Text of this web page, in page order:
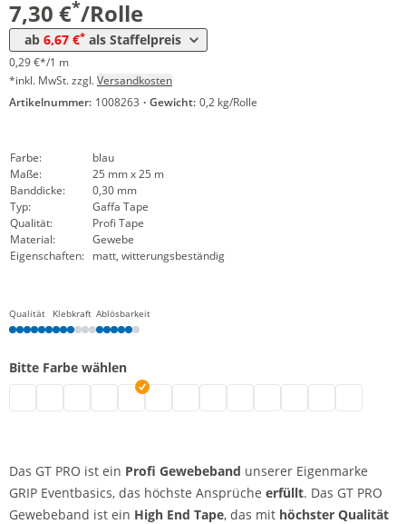
7,30 €*/Rolle
ab 6,67 €* als Staffelpreis
0,29 €*/1 m
*inkl. MwSt. zzgl.Versandkosten
Artikelnummer: 1008263 · Gewicht: 0,2 kg/Rolle
Farbe:
blau
Maße:
25 mm x 25 m
Banddicke:
0,30 mm
Typ:
Gaffa Tape
Qualität:
Profi Tape
Material:
Gewebe
Eigenschaften: matt, witterungsbeständig
Qualität Klebkraft Ablösbarkeit
Bitte Farbe wählen
Profi Gewebeband | neongrün
Profi Gewebeband | grau
Profi Gewebeband | schwarz
Profi Gewebeband | weiß
Profi Gewebeband | blau
Profi Gewebeband | neongelb
Das GT PRO ist ein Profi Gewebeband unserer Eigenmarke
GRIP Eventbasics, das höchste Ansprüche erfüllt. Das GT PRO
Gewebeband ist ein High End Tape, das mit höchster Qualität